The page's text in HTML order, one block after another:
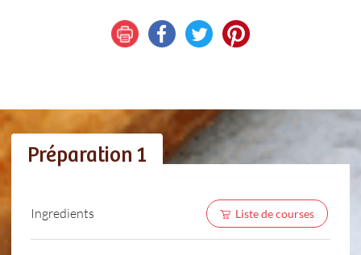
Préparation 1
Ingredients Liste de courses